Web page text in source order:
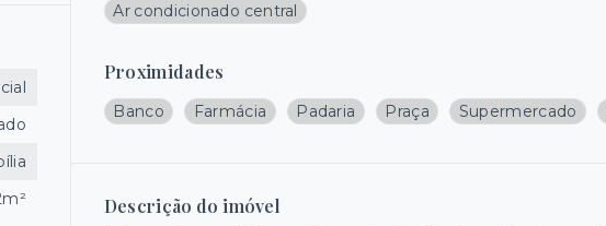
Ar condicionado central
Proximidades
Banco Farmácia Padaria Praça Supermercado
Descrição do imóvel